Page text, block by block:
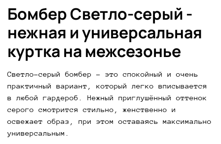
джинсами и кроссовками для ежедневных
прогулок, с платьями и ботильонами для более
изящных образов или с брюками для
повседневного городского стиля. Светло-серый
цвет выгодно подчёркивает внешность и
гармонично смотрится как с яркими, так и с
базовыми вещами.
Если вы ищете удобную, стильную и практичную
куртку на каждый день, светло-серый бомбер
станет отличным дополнением вашего гардероба.
Доступен к предзаказу в интернет-магазине
Бомбер Светло-серый -
нежная и универсальная
куртка на межсезонье
Светло-серый бомбер - это спокойный и очень
практичный вариант, который легко вписывается
в любой гардероб. Нежный приглушённый оттенок
серого смотрится стильно, женственно и
освежает образ, при этом оставаясь максимально
универсальным.